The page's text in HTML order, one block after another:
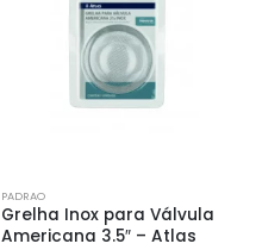
PADRAO
Grelha Inox para Válvula
Americana 3.5″ – Atlas